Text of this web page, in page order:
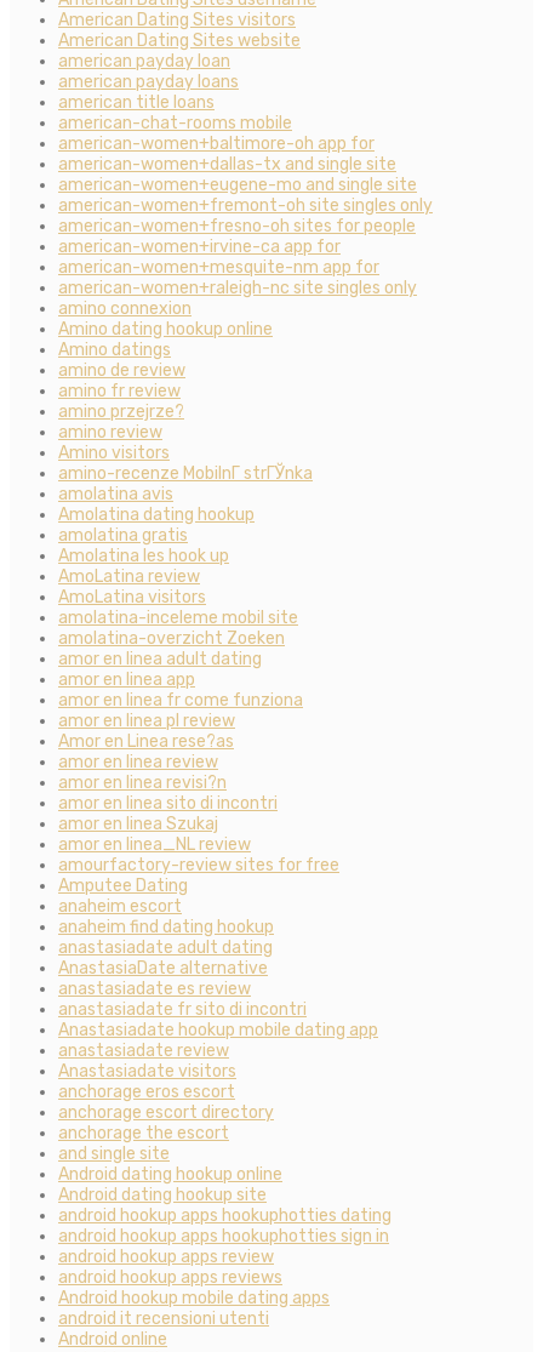
American Dating Sites visitors
American Dating Sites website
american payday loan
american payday loans
american title loans
american-chat-rooms mobile
american-women+baltimore-oh app for
american-women+dallas-tx and single site
american-women+eugene-mo and single site
american-women+fremont-oh site singles only
american-women+fresno-oh sites for people
american-women+irvine-ca app for
american-women+mesquite-nm app for
american-women+raleigh-nc site singles only
amino connexion
Amino dating hookup online
Amino datings
amino de review
amino fr review
amino przejrze?
amino review
Amino visitors
amino-recenze MobilnГ­ strГЎnka
amolatina avis
Amolatina dating hookup
amolatina gratis
Amolatina les hook up
AmoLatina review
AmoLatina visitors
amolatina-inceleme mobil site
amolatina-overzicht Zoeken
amor en linea adult dating
amor en linea app
amor en linea fr come funziona
amor en linea pl review
Amor en Linea rese?as
amor en linea review
amor en linea revisi?n
amor en linea sito di incontri
amor en linea Szukaj
amor en linea_NL review
amourfactory-review sites for free
Amputee Dating
anaheim escort
anaheim find dating hookup
anastasiadate adult dating
AnastasiaDate alternative
anastasiadate es review
anastasiadate fr sito di incontri
Anastasiadate hookup mobile dating app
anastasiadate review
Anastasiadate visitors
anchorage eros escort
anchorage escort directory
anchorage the escort
and single site
Android dating hookup online
Android dating hookup site
android hookup apps hookuphotties dating
android hookup apps hookuphotties sign in
android hookup apps review
android hookup apps reviews
Android hookup mobile dating apps
android it recensioni utenti
Android online